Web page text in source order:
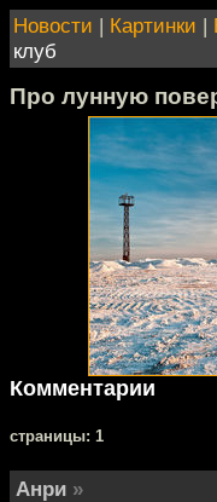
Новости | Картинки |
клуб
Про лунную
Комментарии
cтраницы: 1
Анри »